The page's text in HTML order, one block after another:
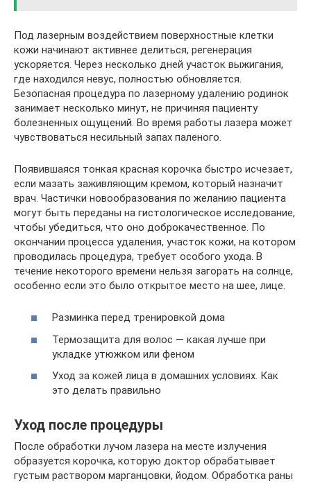
Под лазерным воздействием поверхностные клетки
кожи начинают активнее делиться, регенерация
ускоряется. Через несколько дней участок выжигания,
где находился невус, полностью обновляется.
Безопасная процедура по лазерному удалению родинок
занимает несколько минут, не причиняя пациенту
болезненных ощущений. Во время работы лазера может
чувствоваться несильный запах паленого.
Появившаяся тонкая красная корочка быстро исчезает,
если мазать заживляющим кремом, который назначит
врач. Частички новообразования по желанию пациента
могут быть переданы на гистологическое исследование,
чтобы убедиться, что оно доброкачественное. По
окончании процесса удаления, участок кожи, на котором
проводилась процедура, требует особого ухода. В
течение некоторого времени нельзя загорать на солнце,
особенно если это было открытое место на шее, лице.
Разминка перед тренировкой дома
Термозащита для волос — какая лучше при
укладке утюжком или феном
Уход за кожей лица в домашних условиях. Как
это делать правильно
Уход после процедуры
После обработки лучом лазера на месте излучения
образуется корочка, которую доктор обрабатывает
густым раствором марганцовки, йодом. Обработка раны